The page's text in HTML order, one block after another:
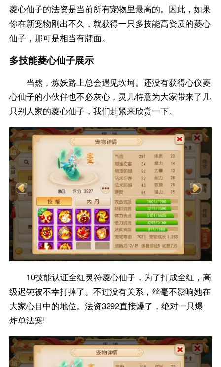
菱心仙子的法资是当前所有宠物里最高的。因此，如果
你在新宠物刚出不久，就获得一只多技能高资质的菱心
仙子，那可是相当有牌面。
多技能菱心仙子展示
当然，炼妖路上总会遇见坎坷。还没有获得心仪菱
心仙子的小伙伴也不必灰心，灵儿特意为大家带来了几
只别人家的菱心仙子，我们赶紧来欣赏一下。
10技能认证全红灵符菱心仙子，为了打成全红，高
级迟钝被不幸打掉了。不过没有关系，丝毫不影响她在
大家心目中的地位。法资3292直接爆了，绝对一只爆
炸单法宠!